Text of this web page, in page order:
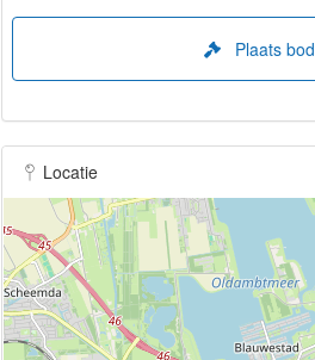
Plaats bod
Locatie